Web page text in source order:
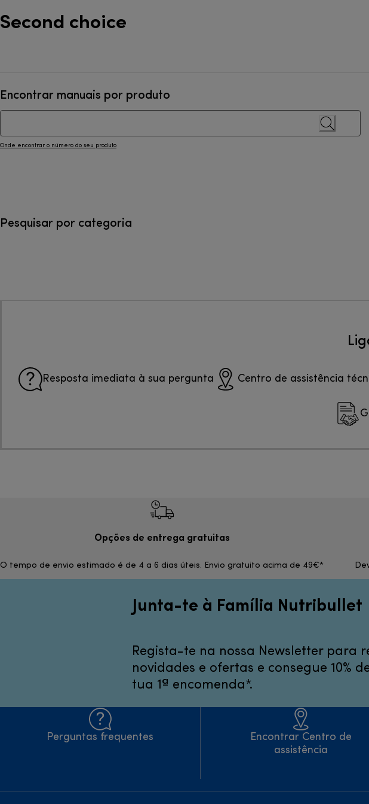
Second choice
Encontrar manuais por produto
Onde encontrar o número do seu produto
Pesquisar por categoria
Resposta imediata à sua pergunta Centro de assistência
Opções de entrega gratuitas
O tempo de envio estimado é de 4 a 6 dias úteis. Envio gratuito acima de 49€*
Junta-te à Família Nutribullet
Regista-te na nossa Newsletter para
novidades e ofertas e consegue 10%
tua 1ª encomenda*.
Perguntas frequentes
Encontrar Centro de
assistência